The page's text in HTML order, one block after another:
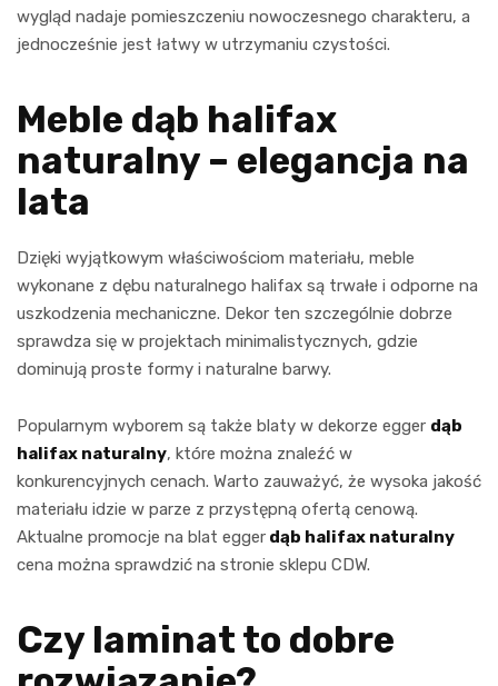
wygląd nadaje pomieszczeniu nowoczesnego charakteru, a
jednocześnie jest łatwy w utrzymaniu czystości.
Meble dąb halifax
naturalny – elegancja na
lata
Dzięki wyjątkowym właściwościom materiału, meble
wykonane z dębu naturalnego halifax są trwałe i odporne na
uszkodzenia mechaniczne. Dekor ten szczególnie dobrze
sprawdza się w projektach minimalistycznych, gdzie
dominują proste formy i naturalne barwy.
Popularnym wyborem są także blaty w dekorze egger dąb
halifax naturalny, które można znaleźć w
konkurencyjnych cenach. Warto zauważyć, że wysoka jakość
materiału idzie w parze z przystępną ofertą cenową.
Aktualne promocje na blat egger dąb halifax naturalny
cena można sprawdzić na stronie sklepu CDW.
Czy laminat to dobre